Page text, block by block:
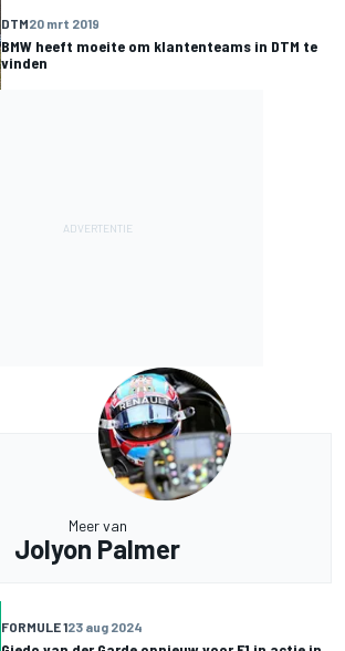
DTM20 mrt 2019
BMW heeft moeite om klantenteams in DTM te
vinden
Meer van
Jolyon Palmer
FORMULE 123 aug 2024